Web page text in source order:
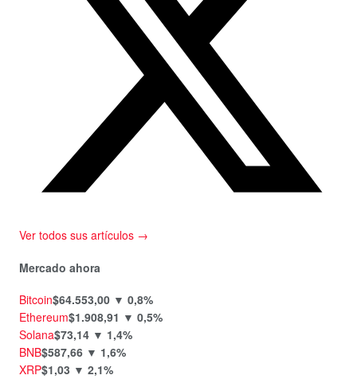
Ver todos sus artículos →
Mercado ahora
Bitcoin$64.553,00 ▼ 0,8%
Ethereum$1.908,91 ▼ 0,5%
Solana$73,14 ▼ 1,4%
BNB$587,66 ▼ 1,6%
XRP$1,03 ▼ 2,1%